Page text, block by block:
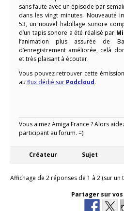
sans faute avec un épisode par
dans les vingt minutes. Nouveauté
53, un nouvel habillage sonore
d’un tapis sonore a été réalisé par
l’animation plus assurée de
d’enregistrement améliorée, celà
et très plaisant à écouter.
Vous pouvez retrouver cette
au flux dédié sur Podcloud.
Vous aimez Amiga France ? Alors
participant au forum. =)
Créateur Sujet
Affichage de 2 réponses de 1 à 2 (sur un
Partager sur